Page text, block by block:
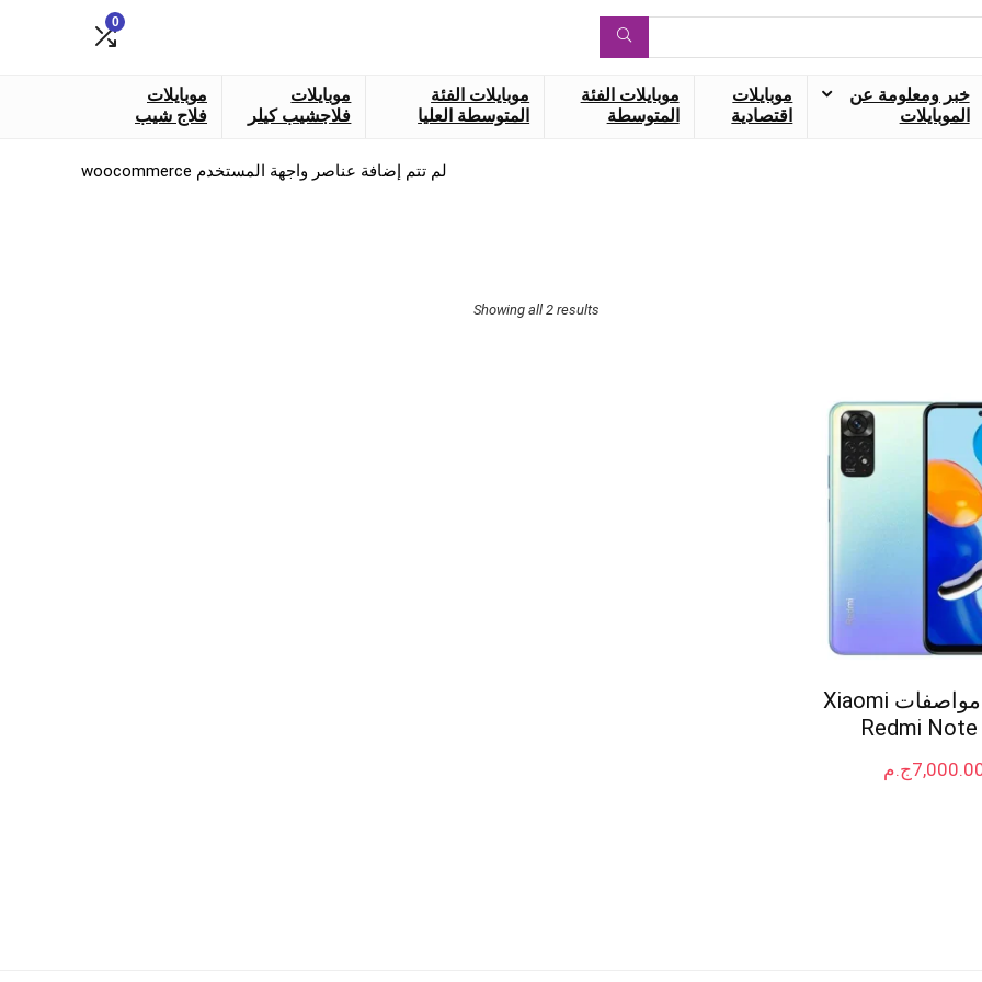
0
خبر ومعلومة عن
الموبايلات
موبايلات
اقتصادية
موبايلات الفئة
المتوسطة
موبايلات الفئة
المتوسطة العليا
موبايلات
فلاجشيب كيلر
موبايلات
فلاج شيب
Showing all 2 results
Sorted
سعر و مواصفات Xiaomi
Redmi
ج.م
لم تتم إضافة عناصر واجهة المستخدم woocommerce